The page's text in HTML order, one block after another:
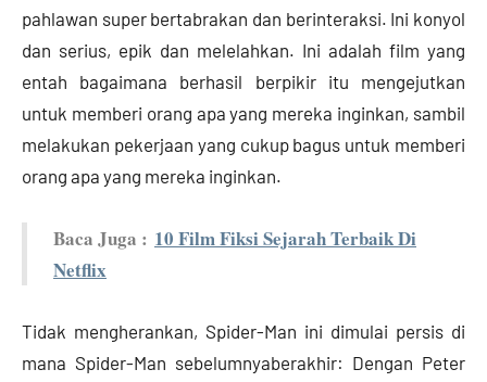
pahlawan super bertabrakan dan berinteraksi. Ini konyol
dan serius, epik dan melelahkan. Ini adalah film yang
entah bagaimana berhasil berpikir itu mengejutkan
untuk memberi orang apa yang mereka inginkan, sambil
melakukan pekerjaan yang cukup bagus untuk memberi
orang apa yang mereka inginkan.
Baca Juga : 10 Film Fiksi Sejarah Terbaik Di
Netflix
Tidak mengherankan, Spider-Man ini dimulai persis di
mana Spider-Man sebelumnyaberakhir: Dengan Peter